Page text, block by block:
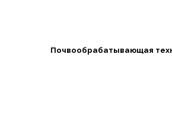
Почвообрабатывающая